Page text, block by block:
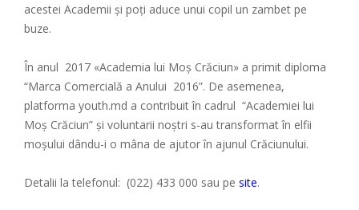
acestei Academii și poți aduce unui copil un zambet pe
buze.
În anul 2017 «Academia lui Moş Crăciun» a primit diploma
“Marca Comercială a Anului 2016”. De asemenea,
platforma youth.md a contribuit în cadrul “Academiei lui
Moș Crăciun” și voluntarii noștri s-au transformat în elfii
moșului dându-i o mâna de ajutor în ajunul Crăciunului.
Detalii la telefonul: (022) 433 000 sau pe site.